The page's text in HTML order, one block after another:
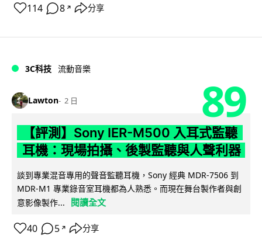
114 8 ↗ 分享
3C科技 流動音樂
Lawton 2 日 89
【評測】Sony IER-M500 入耳式監聽
耳機：現場拍攝、後製監聽與人聲利器
談到專業混音專用的聲音監聽耳機，Sony 經典 MDR-7506 到
MDR-M1 專業錄音室耳機都為人熟悉。而現在舞台製作者與創
意影像製作...
閱讀全文
40 5 ↗ 分享